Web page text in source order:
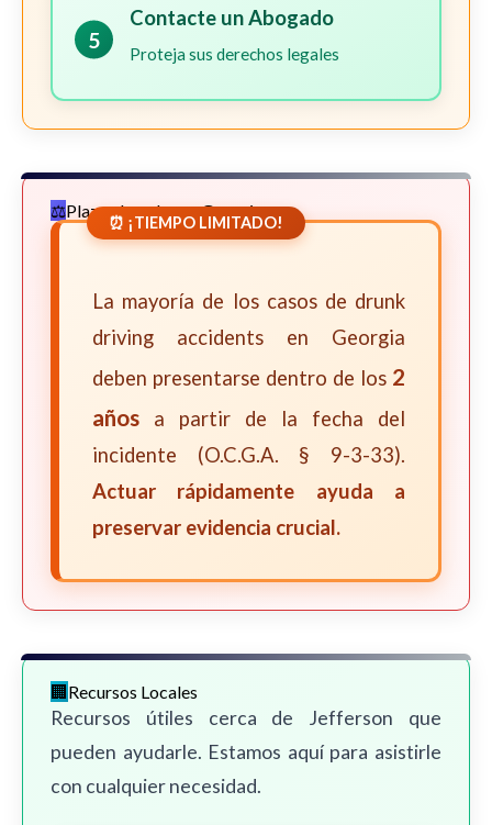
5
Contacte un Abogado
Proteja sus derechos legales
Plazos Legales en Georgia
⏰ ¡TIEMPO LIMITADO!
La mayoría de los casos de drunk
driving accidents en Georgia
deben presentarse dentro de los 2
años a partir de la fecha del
incidente (O.C.G.A. § 9-3-33).
Actuar rápidamente ayuda a
preservar evidencia crucial.
Recursos Locales
Recursos útiles cerca de Jefferson que
pueden ayudarle. Estamos aquí para asistirle
con cualquier necesidad.